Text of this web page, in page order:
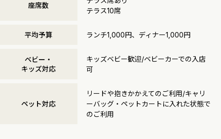
座席数
テラス10席
平均予算 ランチ1,000円、ディナー1,000円
ベビー・
キッズ対応
キッズベビー歓迎/ベビーカーでの入店
可
ペット対応
リードや抱きかかえてのご利用/キャリ
ーバッグ・ペットカートに入れた状態で
のご利用